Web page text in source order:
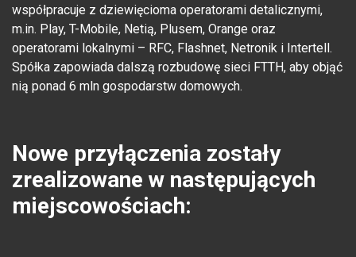
współpracuje z dziewięcioma operatorami detalicznymi,
m.in. Play, T-Mobile, Netią, Plusem, Orange oraz
operatorami lokalnymi – RFC, Flashnet, Netronik i Intertell.
Spółka zapowiada dalszą rozbudowę sieci FTTH, aby objąć
nią ponad 6 mln gospodarstw domowych.
Nowe przyłączenia zostały
zrealizowane w następujących
miejscowościach: